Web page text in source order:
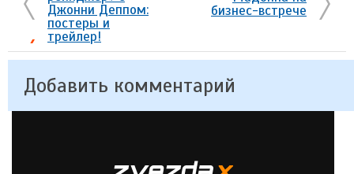
Джонни Деппом:
постеры и
трейлер!
бизнес-встрече
Добавить комментарий